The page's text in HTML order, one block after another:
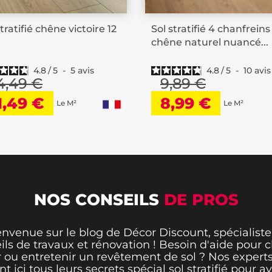
comment poser
chêne victoire 12
4.8/5 - 5 avis
€
€ Le M²
Sol stratifié 4 chanfreins
chêne naturel nuancé...
4.8/5 - 10 avis
9,89 €
8,99 € Le M²
NOS CONSEILS DE PROS
sur le blog de Décor Discount,
de travaux et rénovation ! Besoin d'aide pour
ou entretenir un revêtement de sol ? Nos
ici tous leurs secrets spécial sol stratifié pour